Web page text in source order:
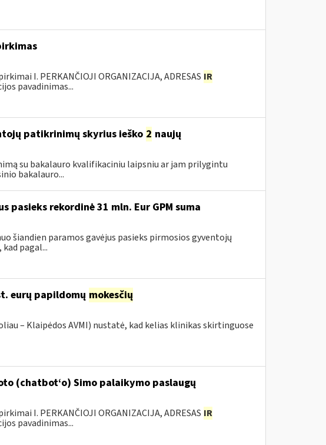
I. PERKANČIOJI ORGANIZACIJA, ADRESAS IR
pavadinimas...
patikrinimų skyrius ieško 2 naujų
su bakalauro kvalifikaciniu laipsniu ar jam prilygintu
bakalauro...
pasieks rekordinė 31 mln. Eur GPM suma
šiandien paramos gavėjus pasieks pirmosios gyventojų
pagal...
eurų papildomų mokesčių
– Klaipėdos AVMI) nustatė, kad kelias klinikas skirtinguose
(chatbot‘o) Simo palaikymo paslaugų
I. PERKANČIOJI ORGANIZACIJA, ADRESAS IR
pavadinimas...